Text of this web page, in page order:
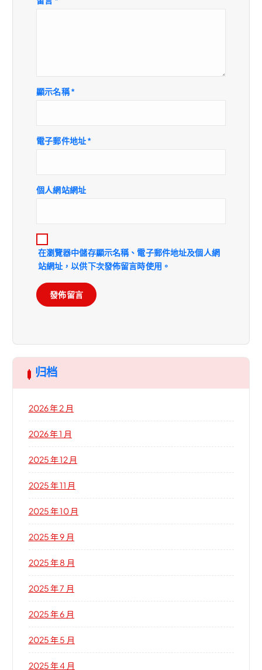
顯示名稱*
電子郵件地址*
個人網站網址
在瀏覽器中儲存顯示名稱、電子郵件地址及個人網
站網址，以供下次發佈留言時使用。
归档
2026 年 2 月
2026 年 1 月
2025 年 12 月
2025 年 11 月
2025 年 10 月
2025 年 9 月
2025 年 8 月
2025 年 7 月
2025 年 6 月
2025 年 5 月
2025 年 4 月